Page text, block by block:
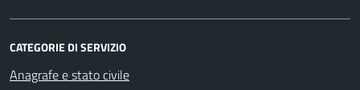
CATEGORIE DI SERVIZIO
Anagrafe e stato civile